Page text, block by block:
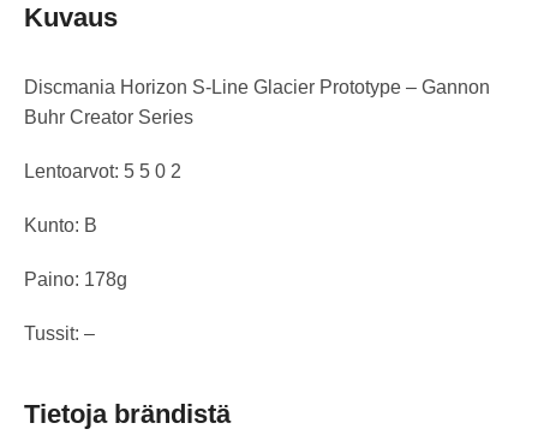
Kuvaus
Discmania Horizon S-Line Glacier Prototype – Gannon
Buhr Creator Series
Lentoarvot: 5 5 0 2
Kunto: B
Paino: 178g
Tussit: –
Tietoja brändistä